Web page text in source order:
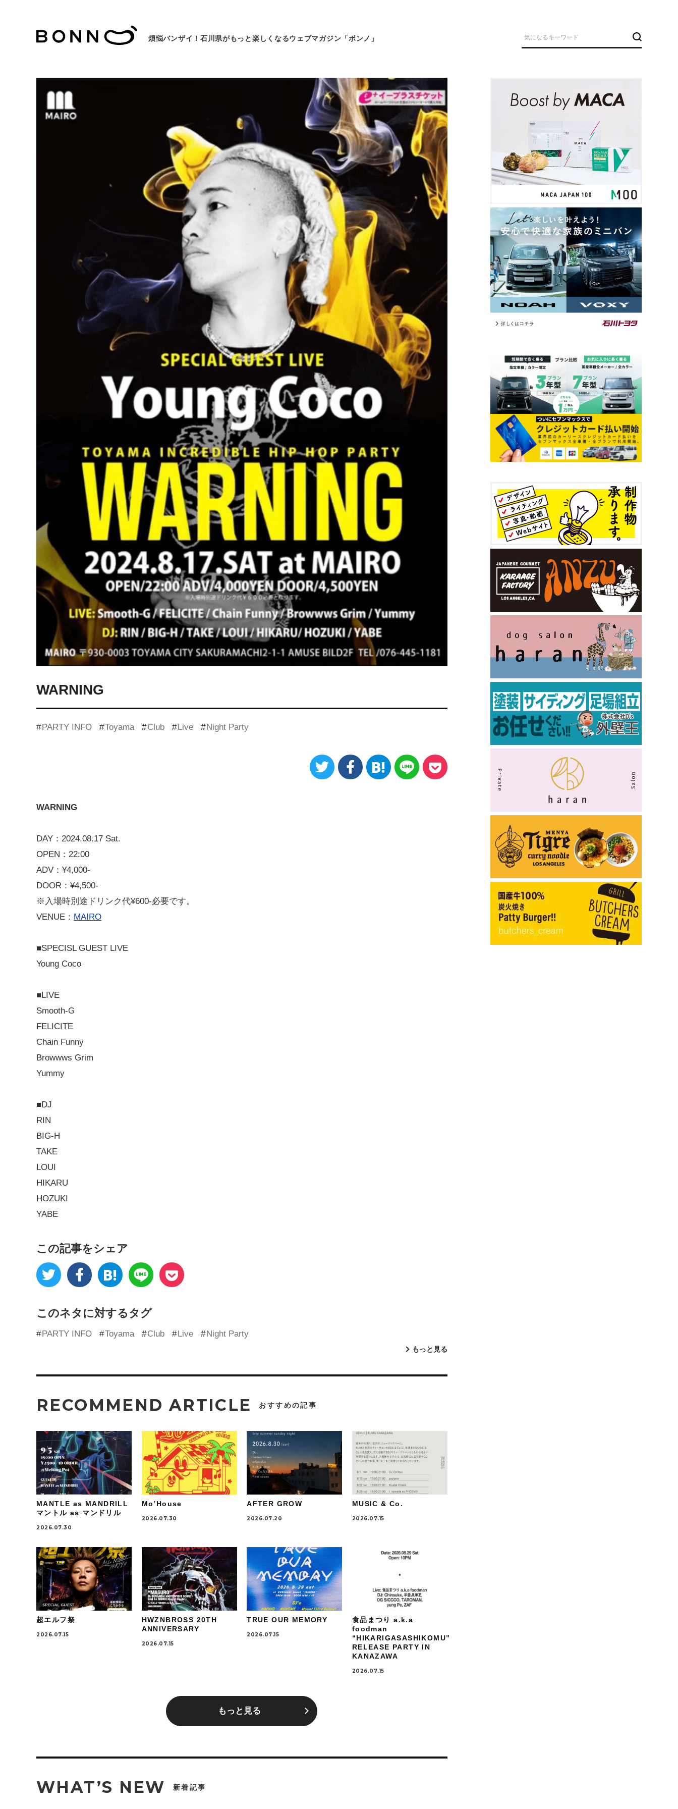
煩悩バンザイ！石川県がもっと楽しくなるウェブマガジン「ボンノ」
WARNING
PARTY INFO Toyama Club Live Night Party
WARNING
DAY：2024.08.17 Sat.
OPEN：22:00
ADV：¥4,000-
DOOR：¥4,500-
※入場時別途ドリンク代¥600-必要です。
VENUE： MAIRO
■SPECISL GUEST LIVE
Young Coco
■LIVE
Smooth-G
FELICITE
Chain Funny
Browwws Grim
Yummy
■DJ
RIN
BIG-H
TAKE
LOUI
HIKARU
HOZUKI
YABE
この記事をシェア
このネタに対するタグ
PARTY INFO Toyama Club Live Night Party
もっと見る
RECOMMEND ARTICLE おすすめの記事
MANTLE as MANDRILL
マントル as マンドリル
2026.07.30
Mo’House
2026.07.30
AFTER GROW
2026.07.20
MUSIC & Co.
2026.07.15
超エルフ祭
2026.07.15
HWZNBROSS 20TH
ANNIVERSARY
2026.07.15
TRUE OUR MEMORY
2026.07.15
食品まつり a.k.a
foodman
“HIKARIGASASHIKOMU”
RELEASE PARTY IN
KANAZAWA
2026.07.15
もっと見る
WHAT’S NEW 新着記事